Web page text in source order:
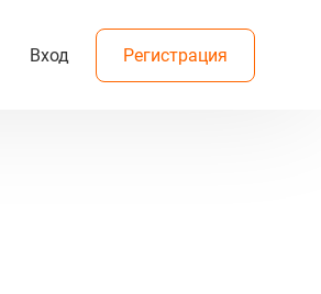
Вход Регистрация